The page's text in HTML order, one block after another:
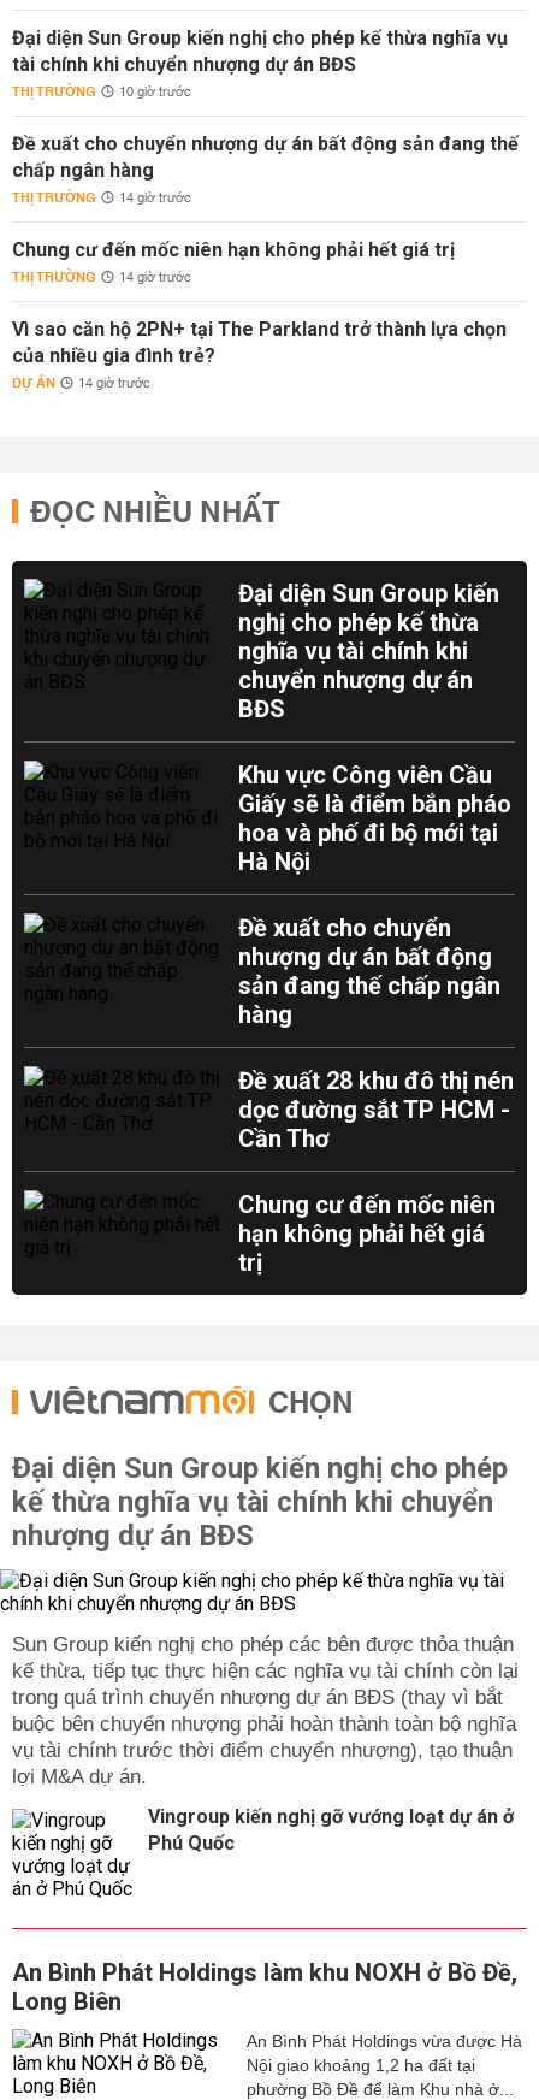
Đại diện Sun Group kiến nghị cho phép kế thừa nghĩa vụ
tài chính khi chuyển nhượng dự án BĐS
THỊ TRƯỜNG 10 giờ trước
Đề xuất cho chuyển nhượng dự án bất động sản đang thế
chấp ngân hàng
THỊ TRƯỜNG 14 giờ trước
Chung cư đến mốc niên hạn không phải hết giá trị
THỊ TRƯỜNG 14 giờ trước
Vì sao căn hộ 2PN+ tại The Parkland trở thành lựa chọn
của nhiều gia đình trẻ?
DỰ ÁN 14 giờ trước
ĐỌC NHIỀU NHẤT
Đại diện Sun Group kiến
nghị cho phép kế thừa
nghĩa vụ tài chính khi
chuyển nhượng dự án
BĐS
Khu vực Công viên Cầu
Giấy sẽ là điểm bắn pháo
hoa và phố đi bộ mới tại
Hà Nội
Đề xuất cho chuyển
nhượng dự án bất động
sản đang thế chấp ngân
hàng
Đề xuất 28 khu đô thị nén
dọc đường sắt TP HCM -
Cần Thơ
Chung cư đến mốc niên
hạn không phải hết giá
trị
CHỌN
Đại diện Sun Group kiến nghị cho phép
kế thừa nghĩa vụ tài chính khi chuyển
nhượng dự án BĐS
Sun Group kiến nghị cho phép các bên được thỏa thuận
kế thừa, tiếp tục thực hiện các nghĩa vụ tài chính còn lại
trong quá trình chuyển nhượng dự án BĐS (thay vì bắt
buộc bên chuyển nhượng phải hoàn thành toàn bộ nghĩa
vụ tài chính trước thời điểm chuyển nhượng), tạo thuận
lợi M&A dự án.
Vingroup kiến nghị gỡ vướng loạt dự án ở
Phú Quốc
An Bình Phát Holdings làm khu NOXH ở Bồ Đề,
Long Biên
An Bình Phát Holdings vừa được Hà
Nội giao khoảng 1,2 ha đất tại
phường Bồ Đề để làm Khu nhà ở...